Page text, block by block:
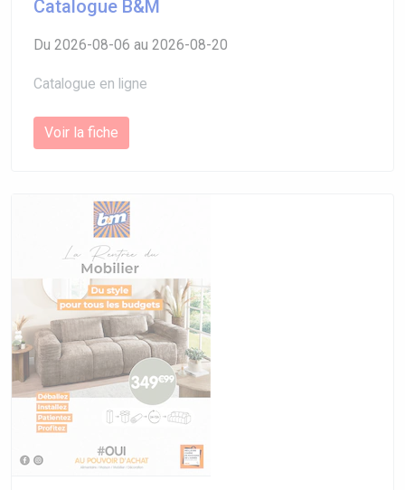
Catalogue B&M
Du 2026-08-06 au 2026-08-20
Catalogue en ligne
Voir la fiche